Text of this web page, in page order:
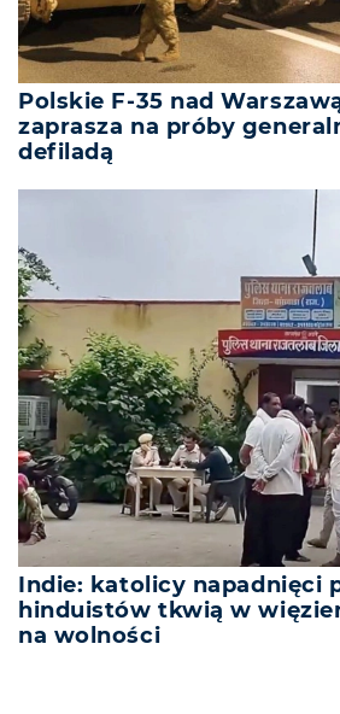
Polskie F-35 nad
zaprasza na próby
defiladą
Indie: katolicy napadnięci
hinduistów tkwią w
na wolności